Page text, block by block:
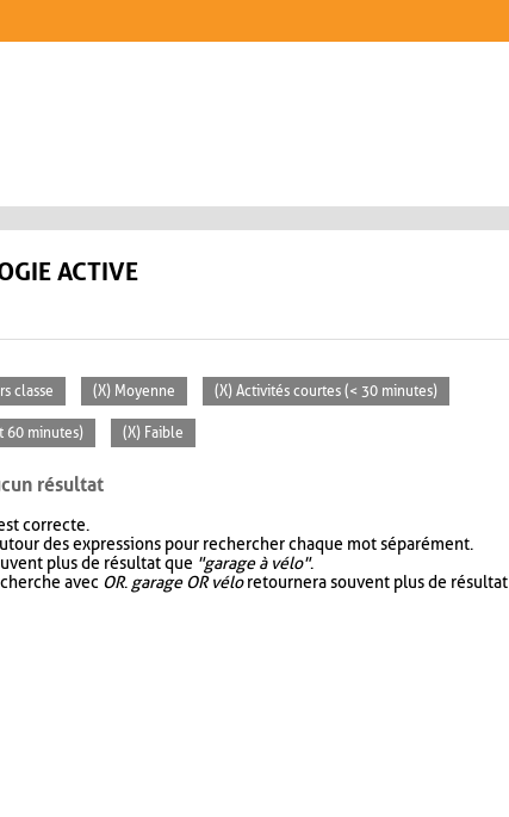
ACTIVE
classe (X) Moyenne (X) Activités courtes (< 30 minutes)
60 minutes) (X) Faible
résultat
correcte.
des expressions pour rechercher chaque mot séparément.
plus de résultat que "garage à vélo".
avec OR. garage OR véloretournera souvent plus de résultat